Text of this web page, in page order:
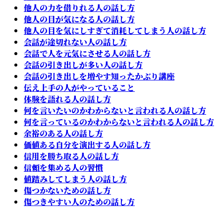
他人の力を借りれる人の話し方
他人の目が気になる人の話し方
他人の目を気にしすぎて消耗してしまう人の話し方
会話が途切れない人の話し方
会話で人を元気にさせる人の話し方
会話の引き出しが多い人の話し方
会話の引き出しを増やす知ったかぶり講座
伝え上手の人がやっていること
体験を語れる人の話し方
何を言いたいのかわからないと言われる人の話し方
何を言っているのかわからないと言われる人の話し方
余裕のある人の話し方
価値ある自分を演出する人の話し方
信用を勝ち取る人の話し方
信頼を集める人の習慣
値踏みしてしまう人の話し方
傷つかないための話し方
傷つきやすい人のための話し方